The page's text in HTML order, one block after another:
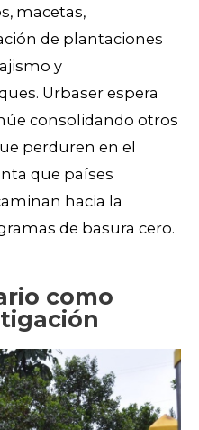
macetas,
de plantaciones
y
Urbaser espera
consolidando otros
perduren en el
que países
hacia la
de basura cero.
como